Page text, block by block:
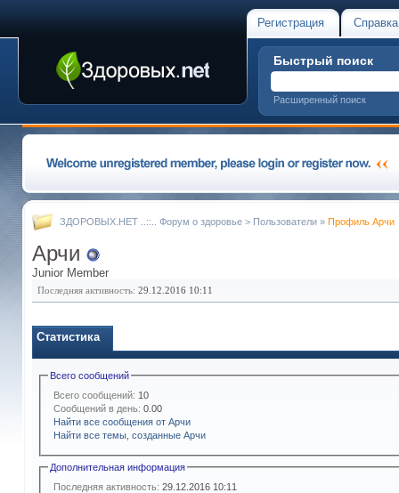
Регистрация Справка
Быстрый поиск
Расширенный поиск
ЗДОРОВЫХ.НЕТ ..::.. Форум о здоровье > Пользователи » Профиль Арчи
Арчи
Junior Member
Последняя активность: 29.12.2016 10:11
Статистика
Всего сообщений
Всего сообщений: 10
Сообщений в день: 0.00
Найти все сообщения от Арчи
Найти все темы, созданные Арчи
Дополнительная информация
Последняя активность: 29.12.2016 10:11